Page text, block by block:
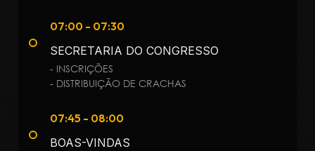
07:00 - 07:30
SECRETARIA DO CONGRESSO
- INSCRIÇÕES
- DISTRIBUIÇÃO DE CRACHAS
07:45 - 08:00
BOAS-VINDAS